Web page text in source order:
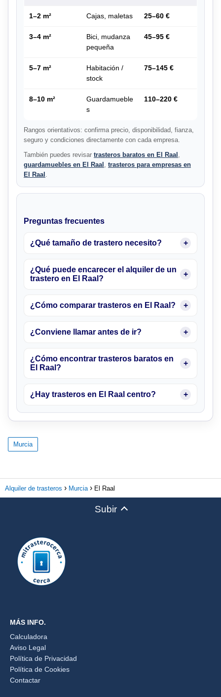
1–2 m² Cajas, maletas 25–60 €
3–4 m²
Bici, mudanza
pequeña
45–95 €
5–7 m²
Habitación /
stock
75–145 €
8–10 m²
Guardamueble
s
110–220 €
Rangos orientativos: confirma precio, disponibilidad, fianza,
seguro y condiciones directamente con cada empresa.
También puedes revisar trasteros baratos en El Raal ,
guardamuebles en El Raal , trasteros para empresas en
El Raal .
Preguntas frecuentes
¿Qué tamaño de trastero necesito?
¿Qué puede encarecer el alquiler de un
trastero en El Raal?
¿Cómo comparar trasteros en El Raal?
¿Conviene llamar antes de ir?
¿Cómo encontrar trasteros baratos en
El Raal?
¿Hay trasteros en El Raal centro?
Murcia
Alquiler de trasteros Murcia El Raal
Subir
MÁS INFO.
Calculadora
Aviso Legal
Política de Privacidad
Política de Cookies
Contactar